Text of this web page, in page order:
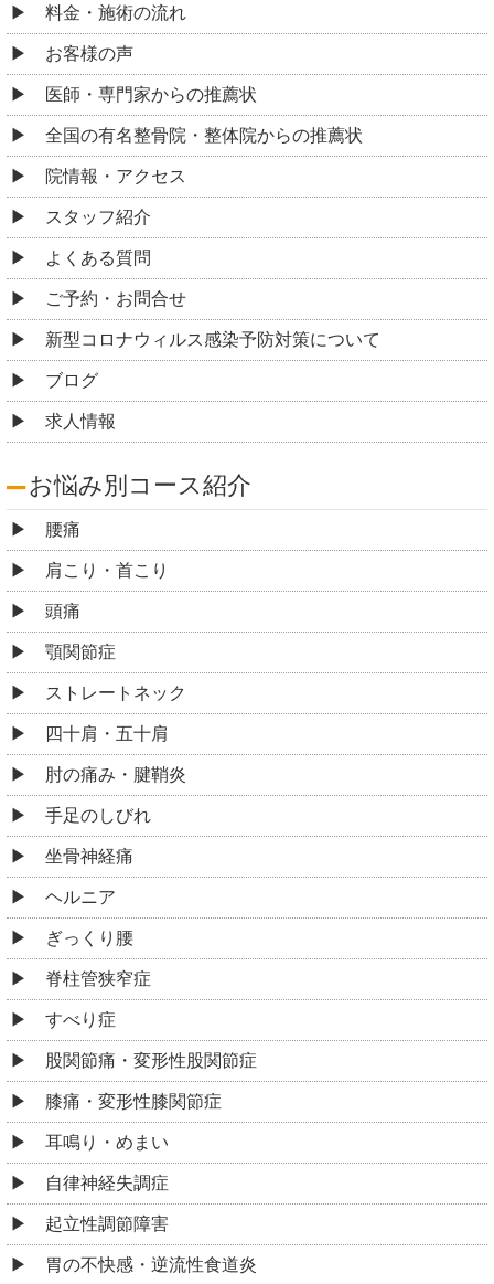
料金・施術の流れ
お客様の声
医師・専門家からの推薦状
全国の有名整骨院・整体院からの推薦状
院情報・アクセス
スタッフ紹介
よくある質問
ご予約・お問合せ
新型コロナウィルス感染予防対策について
ブログ
求人情報
お悩み別コース紹介
腰痛
肩こり・首こり
頭痛
顎関節症
ストレートネック
四十肩・五十肩
肘の痛み・腱鞘炎
手足のしびれ
坐骨神経痛
ヘルニア
ぎっくり腰
脊柱管狭窄症
すべり症
股関節痛・変形性股関節症
膝痛・変形性膝関節症
耳鳴り・めまい
自律神経失調症
起立性調節障害
胃の不快感・逆流性食道炎